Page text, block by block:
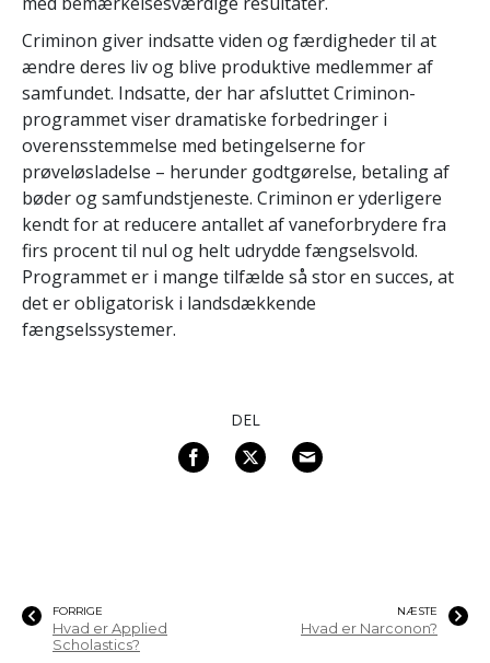
Criminon giver indsatte viden og færdigheder til at
ændre deres liv og blive produktive medlemmer af
samfundet. Indsatte, der har afsluttet Criminon-
programmet viser dramatiske forbedringer i
overensstemmelse med betingelserne for
prøveløsladelse – herunder godtgørelse, betaling af
bøder og samfundstjeneste. Criminon er yderligere
kendt for at reducere antallet af vaneforbrydere fra
firs procent til nul og helt udrydde fængselsvold.
Programmet er i mange tilfælde så stor en succes, at
det er obligatorisk i landsdækkende
fængselssystemer.
DEL
FORRIGE
Hvad er Applied
Scholastics?
NÆSTE
Hvad er Narconon?